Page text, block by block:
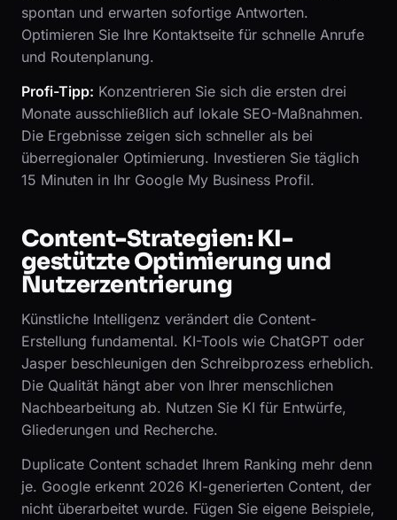
spontan und erwarten sofortige Antworten.
Optimieren Sie Ihre Kontaktseite für schnelle Anrufe
und Routenplanung.
Profi-Tipp: Konzentrieren Sie sich die ersten drei
Monate ausschließlich auf lokale SEO-Maßnahmen.
Die Ergebnisse zeigen sich schneller als bei
überregionaler Optimierung. Investieren Sie täglich
15 Minuten in Ihr Google My Business Profil.
Content-Strategien: KI-
gestützte Optimierung und
Nutzerzentrierung
Künstliche Intelligenz verändert die Content-
Erstellung fundamental. KI-Tools wie ChatGPT oder
Jasper beschleunigen den Schreibprozess erheblich.
Die Qualität hängt aber von Ihrer menschlichen
Nachbearbeitung ab. Nutzen Sie KI für Entwürfe,
Gliederungen und Recherche.
Duplicate Content schadet Ihrem Ranking mehr denn
je. Google erkennt 2026 KI-generierten Content, der
nicht überarbeitet wurde. Fügen Sie eigene Beispiele,